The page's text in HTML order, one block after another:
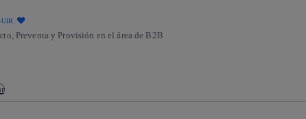
Preventa y Provisión en el área de B2B